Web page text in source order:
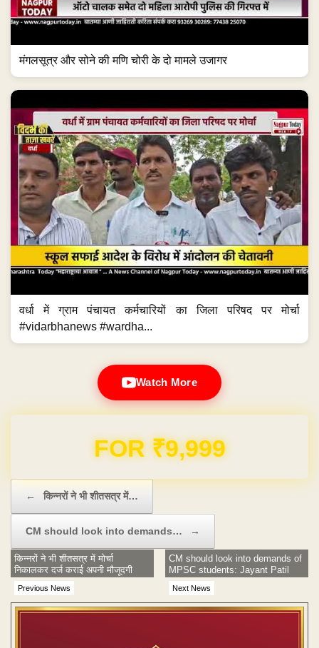
मंगलसूत्र और सोने की मणि चोरी के दो मामले उजागर
वर्धा में ग्राम पंचायत कर्मचारियों का जिला परिषद पर मोर्चा
#vidarbhanews #wardha...
Watch More
Domain & Hosting FREE for 1 Year
← किन्नरों ने भी शीतसत्र में…
CM should look into demands… →
Previous News
किन्नरों ने भी शीतसत्र में मोर्चा
निकालकर दर्ज कराई अपनी मौजूदगी
Next News
CM should look into demands of
MPSC students: Jayant Patil